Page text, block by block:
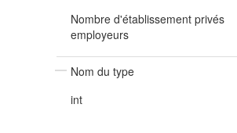
Nombre d'établissement privés
employeurs
Nom du type
int